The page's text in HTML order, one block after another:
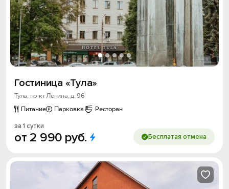
Гостиница «Тула»
Тула, пр-кт Ленина, д. 96
Питание
Парковка Ресторан
за 1 сутки
от 2 990 руб. Бесплатая отмена